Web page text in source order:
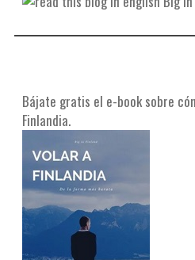
Bájate gratis el e-book sobre
Finlandia.